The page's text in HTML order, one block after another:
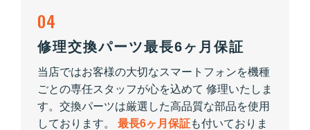
04
修理交換パーツ最長6ヶ月保証
当店ではお客様の大切なスマートフォンを機種
ごとの専任スタッフが心を込めて 修理いたしま
す。交換パーツは厳選した高品質な部品を使用
しております。 最長6ヶ月保証も付いておりま